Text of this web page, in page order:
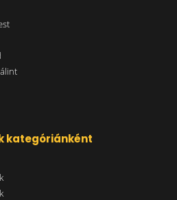
kategóriánként